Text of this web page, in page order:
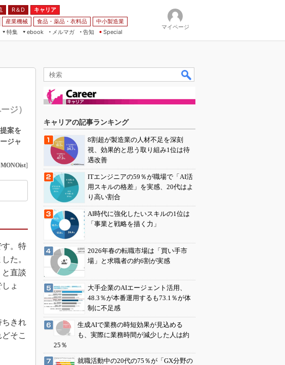
R＆D
キャリア
産業機械 食品・薬品・衣料品
中小製造業
特集
ebook
メルマガ
告知 Special
マイページ
ジ）
案を
ジャ
MONOist]
。特
た。
直談
ょ
きれ
そこ
キャリアの記事ランキング
8割超が製造業の人材不足を深刻
視、効果的と思う取り組み1位は待
遇改善
ITエンジニアの59％が職場で「AI活
用スキルの格差」を実感、20代はよ
り高い割合
AI時代に強化したいスキルの1位は
「事業と戦略を描く力」
2026年春の転職市場は「買い手市
場」と求職者の約6割が実感
大手企業のAIエージェント活用、
48.3％が本番運用するも73.1％が体
制に不足感
生成AIで業務の時短効果が見込める
も、実際に業務時間が減少した人は約
25％
就職活動中の20代の75％が「GX分野の